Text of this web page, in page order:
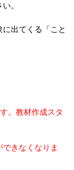
。
出てくる「こと
。教材作成スタ
きなくなりま